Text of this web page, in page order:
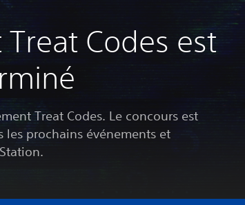
Codes est
Treat Codes. Le concours est
les prochains événements et